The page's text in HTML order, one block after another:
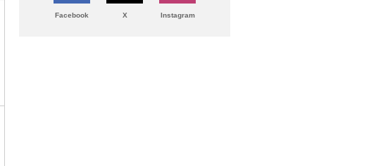
Facebook X Instagram